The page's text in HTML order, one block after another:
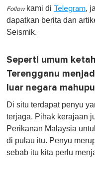
Follow kami di Telegram,
dapatkan berita dan
Seismik.
Seperti umum
Terengganu
luar negara
Di situ terdapat penyu
terjaga. Pihak kerajaan
Perikanan Malaysia
di pulau itu. Penyu
sebab itu kita perlu